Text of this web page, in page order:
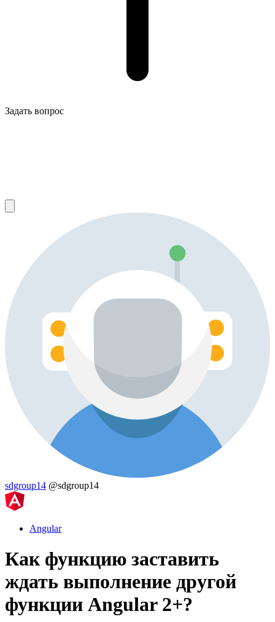
Задать вопрос
sdgroup14 @sdgroup14
Angular
Как функцию заставить
ждать выполнение другой
функции Angular 2+?